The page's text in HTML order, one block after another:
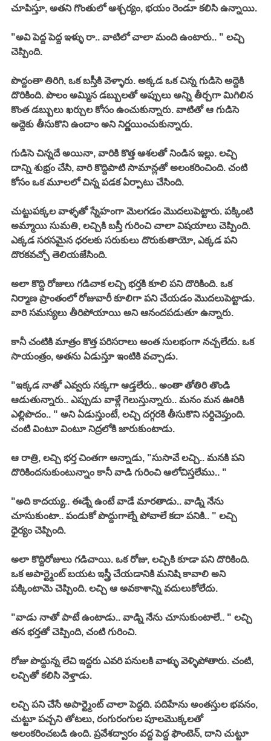
చూపిస్తూ, అతని గొంతులో ఆశ్చర్యం, భయం రెండూ కలిసి ఉన్నాయి.
"అవి పెద్ద పెద్ద ఇళ్ళు రా.. వాటిలో చాలా మంది ఉంటారు.. " లచ్చి
చెప్పింది.
పొద్దంతా తిరిగి, ఒక బస్తీకి వెళ్ళారు. అక్కడ ఒక చిన్న గుడిసె అద్దెకి
దొరికింది. పొలం అమ్మిన డబ్బులతో అప్పులు అన్ని తీర్చగా మిగిలిన
కొంత డబ్బులు ఖర్చుల కోసం ఉంచుకున్నారు. వాటితో ఆ గుడిసె
అద్దెకు తీసుకొని ఉందాం అని నిర్ణయించుకున్నారు.
గుడిసె చిన్నదే అయినా, వారికి కొత్త ఆశలతో నిండిన ఇల్లు. లచ్చి
దాన్ని శుభ్రం చేసి, వారి కొద్దిపాటి సామాన్లతో అలంకరించింది. చంటి
కోసం ఒక మూలలో చిన్న పడక ఏర్పాటు చేసింది.
చుట్టుపక్కల వాళ్ళతో స్నేహంగా మెలగడం మొదలుపెట్టారు. పక్కింటి
అమ్మాయి సుమతి, లచ్చికి బస్తీ గురించి చాలా విషయాలు చెప్పింది.
ఎక్కడ సరసమైన ధరలకు సరుకులు దొరుకుతాయో, ఎక్కడ పని
దొరకవచ్చో తెలియజేసింది.
అలా కొద్ది రోజులు గడిచాక లచ్చి భర్తకి కూలి పని దొరికింది. ఒక
నిర్మాణ ప్రాంతంలో రోజువారీ కూలిగా పని చేయడం మొదలుపెట్టాడు.
వారి సమస్యలు తీరిపోయాయి అని ఆనందపడుతూ ఉన్నారు.
కానీ చంటికి మాత్రం కొత్త పరిసరాలు అంత సులభంగా నచ్చలేదు. ఒక
సాయంత్రం, అతను ఏడుస్తూ ఇంటికి వచ్చాడు.
"ఇక్కడ నాతో ఎవ్వరు సక్కగా ఆడ్తలేరు.. అంతా తోతిరి తొండి
ఆడుతున్నారు.. ఎప్పుడు వాళ్లే గెలుస్తున్నారు.. మనం మన ఊరికి
ఎల్లిపొదం.. " అని ఏడుస్తుంటే, లచ్చి దగ్గరకి తీసుకొని సర్దిచెప్తుంది.
చంటి వింటూ వింటూ నిద్రలోకి జారుకుంటాడు.
ఆ రాత్రి, లచ్చి భర్త చింతగా అన్నాడు, "సుసావే లచ్చి.. మనకి పని
దొరికిందనుకుంటున్నాం కానీ వాడి గురించి ఆలోచిస్తలేము.. "
"అది కాదయ్య.. ఈడ్నే ఉంటే వాడే మారతాడు.. వాడ్ని నేను
చూసుకుంటా.. పండుకో పొద్దుగాల్నే పోవాలే కదా పనికి.. " లచ్చి
ధైర్యం చెప్పింది.
అలా కొద్దిరోజులు గడిచాయి. ఒక రోజు, లచ్చికి కూడా పని దొరికింది.
ఒక అపార్ట్మెంట్ బయట ఇస్త్రీ చేయడానికి మనిషి కావాలి అని
పక్కింటామె చెప్పింది. లచ్చి ఆ అవకాశాన్ని వదులుకోలేదు.
"వాడు నాతో పాటే ఉంటాడు.. వాడ్ని నేను చూసుకుంటాలే.. " లచ్చి
తన భర్తతో చెప్పింది, చంటి గురించి.
రోజు పొద్దున్న లేచి ఇద్దరు ఎవరి పనులకి వాళ్ళు వెళ్ళిపోతారు. చంటి,
లచ్చితో కలిసి వెళ్తాడు.
లచ్చి పని చేసే అపార్ట్మెంట్ చాలా పెద్దది. పదిహేను అంతస్తుల భవనం,
చుట్టూ పచ్చని తోటలు, రంగురంగుల పూలమొక్కలతో
అలంకరించబడి ఉంది. ప్రవేశద్వారం వద్ద పెద్ద ఫౌంటెన్, దాని చుట్టూ